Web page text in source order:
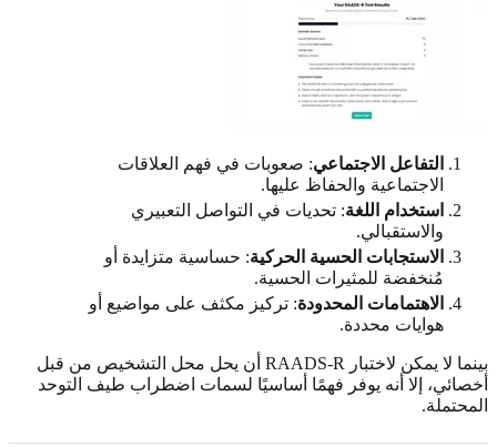
التفاعل الاجتماعي: صعوبات في فهم العلاقات
الاجتماعية والحفاظ عليها.
استخدام اللغة: تحديات في التواصل التعبيري
والاستقبالي.
الاستجابات الحسية الحركية: حساسية متزايدة أو
مُنخفضة للمثيرات الحسية.
الاهتمامات المحدودة: تركيز مكثف على مواضيع أو
هوايات محددة.
بينما لا يمكن لاختبار RAADS-R أن يحل محل التشخيص من قبل
أخصائي، إلا أنه يوفر فهمًا أساسيًا لسمات اضطراب طيف التوحد
المحتملة.